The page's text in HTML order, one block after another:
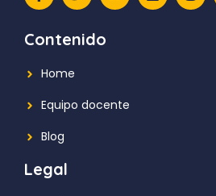
Contenido
Home
Equipo docente
Blog
Legal